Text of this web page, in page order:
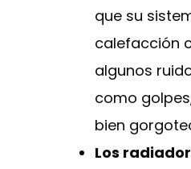
que su
calefacción
algunos
como
bien
Los